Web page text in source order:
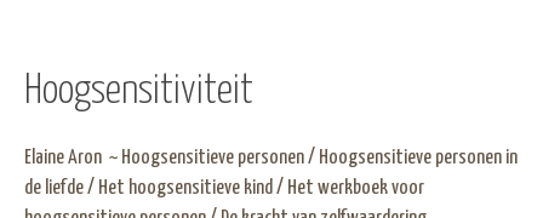
Hoogsensitiviteit
Elaine Aron ~ Hoogsensitieve personen / Hoogsensitieve personen in
de liefde / Het hoogsensitieve kind / Het werkboek voor